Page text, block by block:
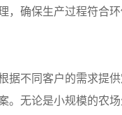
，确保生产过程符合
据不同客户的需求提
。无论是小规模的农